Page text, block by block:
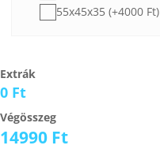
55x45x35 (+4000 Ft)
Extrák
0 Ft
Végösszeg
14990 Ft